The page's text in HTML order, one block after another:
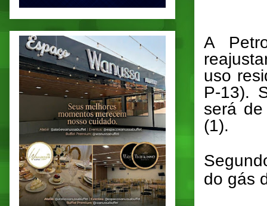
A
uso
P-13).
será
(1).
do gás